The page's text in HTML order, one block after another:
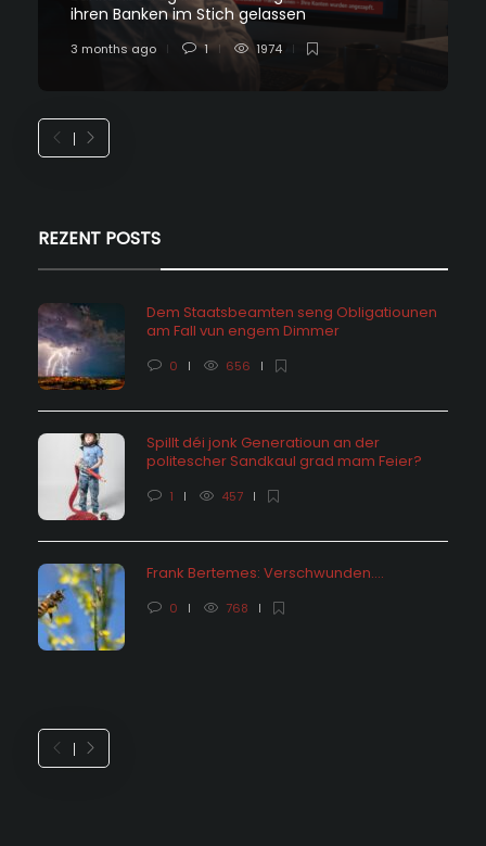
ihren Banken im Stich gelassen
3 months ago 1 1974
REZENT POSTS
Dem Staatsbeamten seng Obligatiounen
am Fall vun engem Dimmer
0 656
Spillt déi jonk Generatioun an der
politescher Sandkaul grad mam Feier?
1 457
Frank Bertemes: Verschwunden….
0 768